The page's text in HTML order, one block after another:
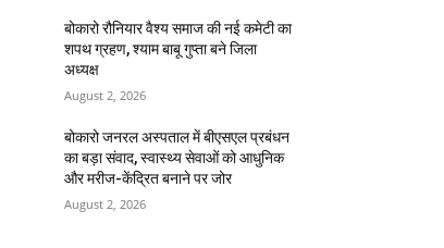
बोकारो रौनियार वैश्य समाज की नई कमेटी का
शपथ ग्रहण, श्याम बाबू गुप्ता बने जिला
अध्यक्ष
August 2, 2026
बोकारो जनरल अस्पताल में बीएसएल प्रबंधन
का बड़ा संवाद, स्वास्थ्य सेवाओं को आधुनिक
और मरीज-केंद्रित बनाने पर जोर
August 2, 2026